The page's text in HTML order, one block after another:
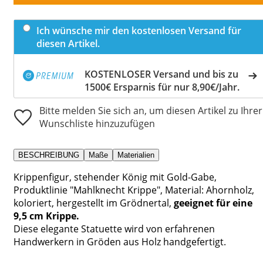
Ich wünsche mir den kostenlosen Versand für
diesen Artikel.
KOSTENLOSER Versand und bis zu
1500€ Ersparnis für nur 8,90€/Jahr.
Bitte melden Sie sich an, um diesen Artikel zu Ihrer
Wunschliste hinzuzufügen
BESCHREIBUNG Maße Materialien
Krippenfigur, stehender König mit Gold-Gabe,
Produktlinie "Mahlknecht Krippe", Material: Ahornholz,
koloriert, hergestellt im Grödnertal, geeignet für eine
9,5 cm Krippe.
Diese elegante Statuette wird von erfahrenen
Handwerkern in Gröden aus Holz handgefertigt.